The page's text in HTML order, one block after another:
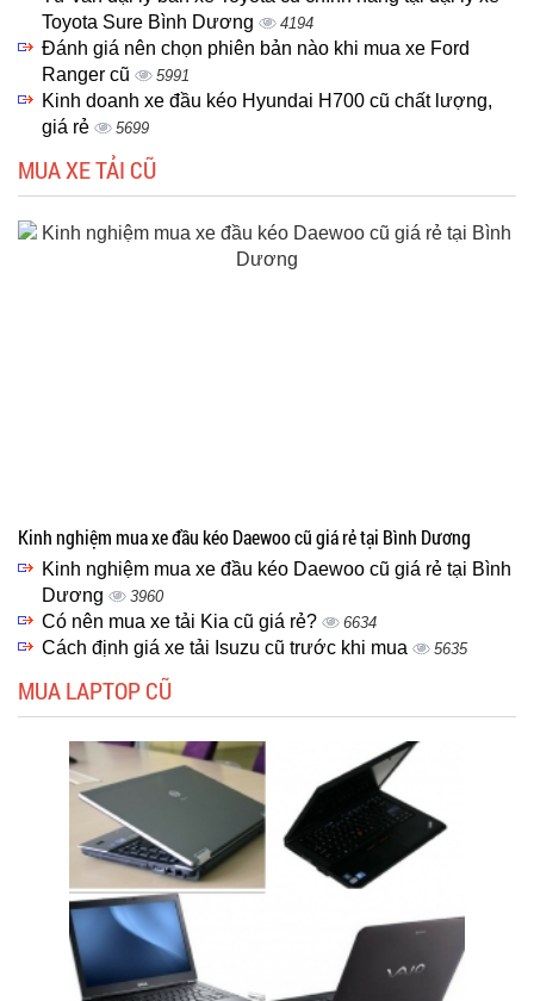
Toyota Sure Bình Dương
4194
Đánh giá nên chọn phiên bản nào khi mua xe Ford
Ranger cũ
5991
Kinh doanh xe đầu kéo Hyundai H700 cũ chất lượng,
giá rẻ
5699
MUA XE TẢI CŨ
Kinh nghiệm mua xe đầu kéo Daewoo cũ giá rẻ tại Bình Dương
Kinh nghiệm mua xe đầu kéo Daewoo cũ giá rẻ tại Bình
Dương
3960
Có nên mua xe tải Kia cũ giá rẻ? 6634
Cách định giá xe tải Isuzu cũ trước khi mua 5635
MUA LAPTOP CŨ